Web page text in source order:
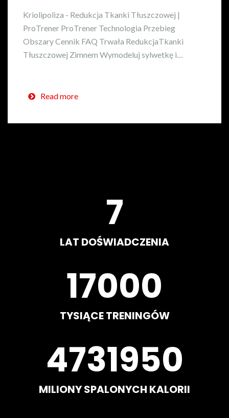
Kriolipoliza - Redukcja Tkanki Tłuszczowej |
ProTrener ProTrener Technologia Przebieg
Obszary Cennik FAQ Trwała RedukcjaTkanki
Tłuszczowej Zimnem Wymodeluj sylwetkę i…
Read more
8
LAT DOŚWIADCZENIA
20000
TYSIĄCE TRENINGÓW
5567000
MILIONY SPALONYCH KALORII